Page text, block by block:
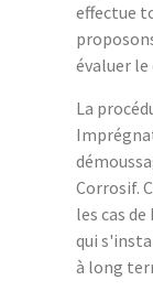
effectue
évaluer
La
Corrosif.
les cas
qui
à long